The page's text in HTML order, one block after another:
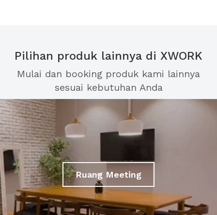
Pilihan produk lainnya di XWORK
Mulai dan booking produk kami lainnya
sesuai kebutuhan Anda
Ruang Meeting